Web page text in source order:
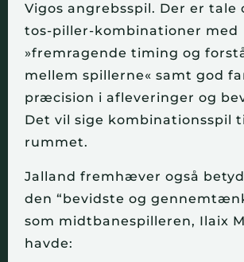
Vigos angrebsspil. Der er tale
tos-piller-kombinationer med
»fremragende timing og
mellem spillerne« samt god
præcision i afleveringer og
Det vil sige kombinationsspil
rummet.
Jalland fremhæver også
den “bevidste og
som midtbanespilleren, Ilaix
havde: